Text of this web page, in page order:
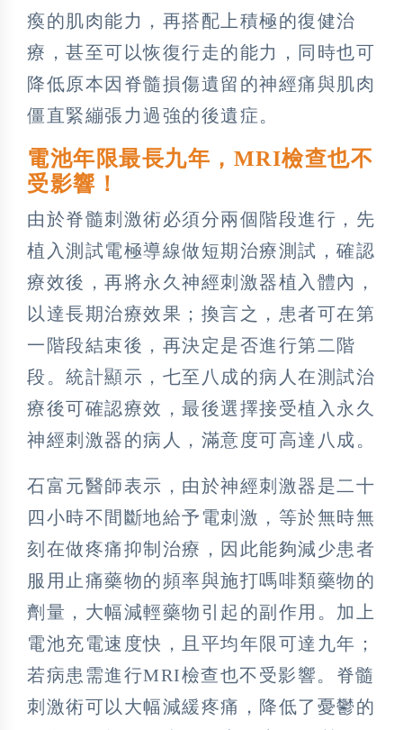
瘓的肌肉能力，再搭配上積極的復健治
療，甚至可以恢復行走的能力，同時也可
降低原本因脊髓損傷遺留的神經痛與肌肉
僵直緊繃張力過強的後遺症。
電池年限最長九年，MRI檢查也不
受影響！
由於脊髓刺激術必須分兩個階段進行，先
植入測試電極導線做短期治療測試，確認
療效後，再將永久神經刺激器植入體內，
以達長期治療效果；換言之，患者可在第
一階段結束後，再決定是否進行第二階
段。統計顯示，七至八成的病人在測試治
療後可確認療效，最後選擇接受植入永久
神經刺激器的病人，滿意度可高達八成。
石富元醫師表示，由於神經刺激器是二十
四小時不間斷地給予電刺激，等於無時無
刻在做疼痛抑制治療，因此能夠減少患者
服用止痛藥物的頻率與施打嗎啡類藥物的
劑量，大幅減輕藥物引起的副作用。加上
電池充電速度快，且平均年限可達九年；
若病患需進行MRI檢查也不受影響。脊髓
刺激術可以大幅減緩疼痛，降低了憂鬱的